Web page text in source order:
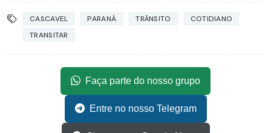
CASCAVEL PARANÁ TRÂNSITO
COTIDIANO
TRANSITAR
Faça parte do nosso grupo
Entre no nosso Telegram